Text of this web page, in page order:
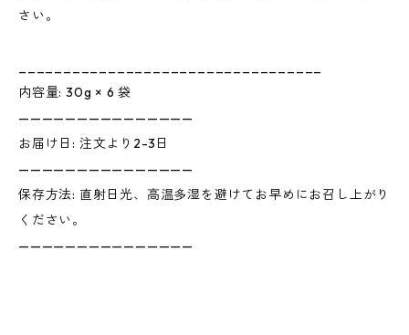
さい。
内容量: 30g × 6 袋
———————————————
お届け日: 注文より2-3日
———————————————
保存方法: 直射日光、高温多湿を避けてお早めにお召し上がり
ください。
———————————————